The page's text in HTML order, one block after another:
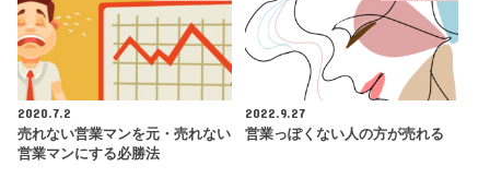
2020.7.2
売れない営業マンを元・売れない
営業マンにする必勝法
2022.9.27
営業っぽくない人の方が売れる